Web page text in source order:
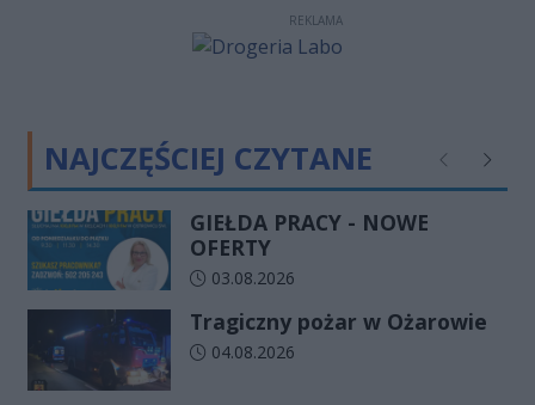
REKLAMA
NAJCZĘŚCIEJ CZYTANE Poprzednie
GIEŁDA PRACY - NOWE
OFERTY
Data dodania artykułu:
03.08.2026
Tragiczny pożar w Ożarowie
Data dodania artykułu:
04.08.2026